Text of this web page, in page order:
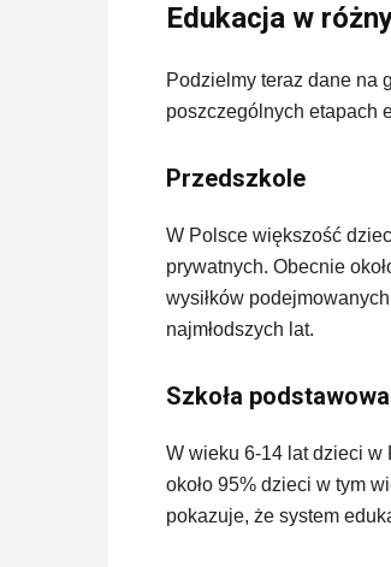
Edukacja w
Podzielmy teraz dane na
poszczególnych etapach
Przedszkole
W Polsce większość
prywatnych. Obecnie
wysiłków
najmłodszych lat.
Szkoła podstawowa
W wieku 6-14 lat dzieci w
około 95% dzieci w tym
pokazuje, że system